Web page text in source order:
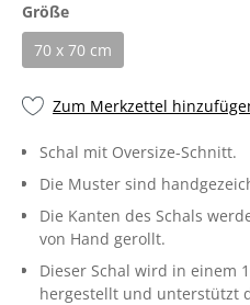
Größe
70 x 70 cm
Zum Merkzettel
Schal mit Oversize-Schnitt.
Die Muster sind
Die Kanten des Schals
von Hand gerollt.
Dieser Schal wird in einem
hergestellt und unterstützt